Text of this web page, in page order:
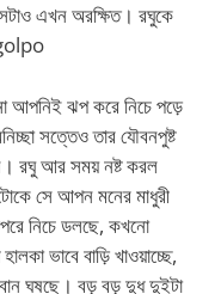
এখন অরক্ষিত। রঘুকে
আপনিই ঝপ করে নিচে পড়ে
সত্তেও তার যৌবনপুষ্ট
রঘু আর সময় নষ্ট করল
সে আপন মনের মাধুরী
নিচে ডলছে, কখনো
ভাবে বাড়ি খাওয়াচ্ছে,
ঘষছে। বড় বড় দুধ দুইটা